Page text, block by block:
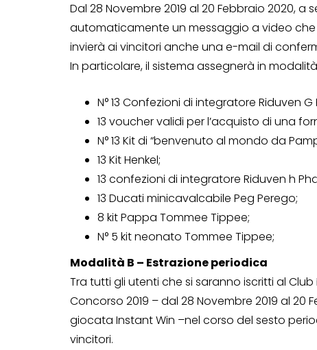
Dal 28 Novembre 2019 al 20 Febbraio 2020,
automaticamente un messaggio a video
invierà ai vincitori anche una e-mail di
In particolare, il sistema assegnerà in
N° 13 Confezioni di integratore Riduven
13 voucher validi per l’acquisto di una
N° 13 Kit di “benvenuto al mondo da
13 Kit Henkel;
13 confezioni di integratore Riduven h
13 Ducati minicavalcabile Peg Perego;
8 kit Pappa Tommee Tippee;
N° 5 kit neonato Tommee Tippee;
Modalità B – Estrazione periodica
Tra tutti gli utenti che si saranno iscritti al
Concorso 2019 – dal 28 Novembre 2019 al
giocata Instant Win –nel corso del sesto
vincitori.